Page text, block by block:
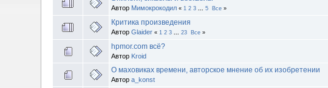
Автор Мимокрокодил « 1 2 3 ...5 Все »
Критика произведения
АвторGlaider « 1 2 3 ...23 Все »
hpmor.com всё?
Автор Kroid
О маховиках времени, авторское мнение об их изобретении
Авторa_konst